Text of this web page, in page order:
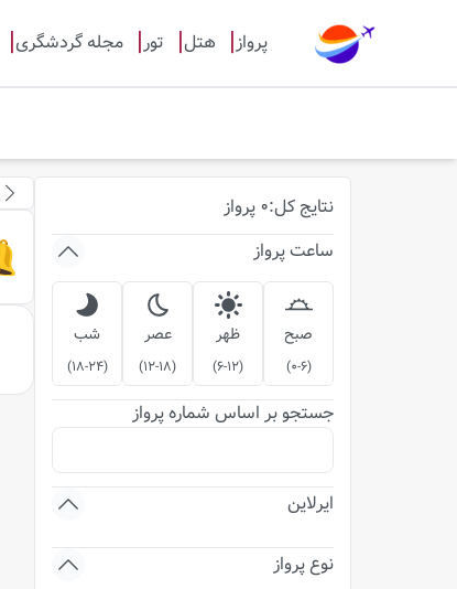
پرواز هتل تور مجله گردشگری
نتایج کل:
0 پرواز
ساعت پرواز
صبح
(
0-6
)
ظهر
(
6-12
)
عصر
(
12-18
)
شب
(
18-24
)
جستجو بر اساس شماره پرواز
ایرلاین
نوع پرواز